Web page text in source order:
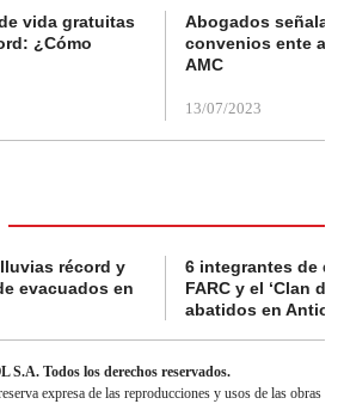
vida gratuitas
¿Cómo
Abogados
convenios ente
AMC
13/07/2023
récord y
evacuados en
6 integrantes de
FARC y el ‘Clan
abatidos en
S.A. Todos los derechos reservados.
expresa de las reproducciones y usos de las obras